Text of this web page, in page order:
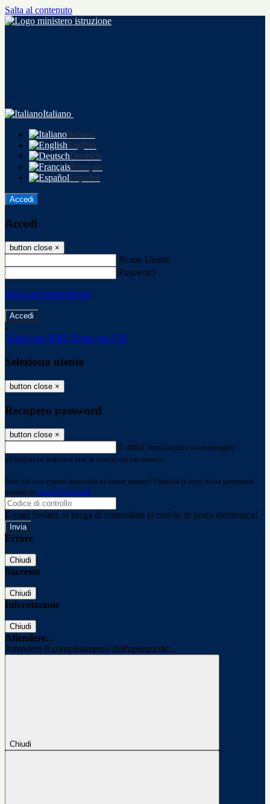
Salta al contenuto
Italiano
Italiano
English
Deutsch
Français
Español
Accedi
Accedi
button close ×
Nome Utente
Password
Password dimenticata?
-
Entra con SPID Entra con CIE
Seleziona utente
button close ×
Recupero password
button close ×
E-mail Verrà inviato un messaggio
all'indirizzo indicato con le istruzioni necessarie.
Non hai una e-mail associata al nome utente? Effettua il reset della password
tramite la Login Spaggiari
E-mail inviata, si prega di controllare la casella di posta elettronica!
Errore
Chiudi
Successo
Chiudi
Informazione
Chiudi
Attendere...
Attendere il completamento dell'operazione...
Chiudi